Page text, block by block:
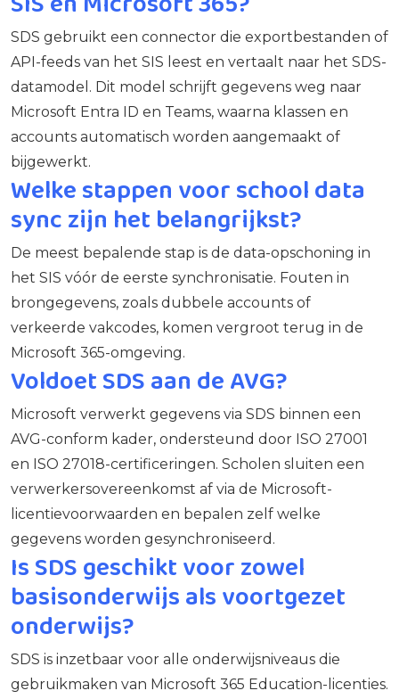
SDS gebruikt een connector die exportbestanden of
API-feeds van het SIS leest en vertaalt naar het SDS-
datamodel. Dit model schrijft gegevens weg naar
Microsoft Entra ID en Teams, waarna klassen en
accounts automatisch worden aangemaakt of
bijgewerkt.
Welke stappen voor school data
sync zijn het belangrijkst?
De meest bepalende stap is de data-opschoning in
het SIS vóór de eerste synchronisatie. Fouten in
brongegevens, zoals dubbele accounts of
verkeerde vakcodes, komen vergroot terug in de
Microsoft 365-omgeving.
Voldoet SDS aan de AVG?
Microsoft verwerkt gegevens via SDS binnen een
AVG-conform kader, ondersteund door ISO 27001
en ISO 27018-certificeringen. Scholen sluiten een
verwerkersovereenkomst af via de Microsoft-
licentievoorwaarden en bepalen zelf welke
gegevens worden gesynchroniseerd.
Is SDS geschikt voor zowel
basisonderwijs als voortgezet
onderwijs?
SDS is inzetbaar voor alle onderwijsniveaus die
gebruikmaken van Microsoft 365 Education-licenties.